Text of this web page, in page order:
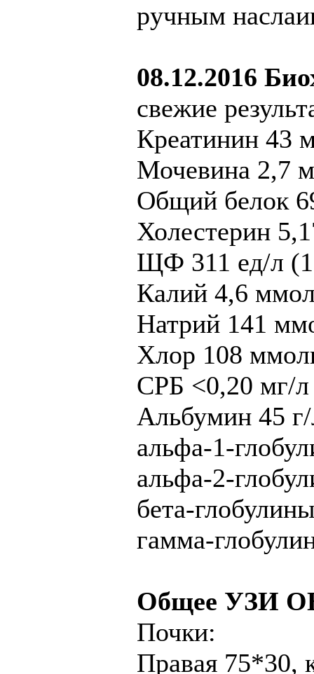
ручным
08.12.2016
свежие
Креатинин 43
Мочевина 2,7
Общий белок
Холестерин
ЩФ 311 ед/л
Калий 4,6
Натрий 141
Хлор 108
СРБ <0,20 мг/
Альбумин 45
альфа-1-
альфа-2-
бета-
гамма-
Общее УЗИ
Почки:
Правая 75*30,